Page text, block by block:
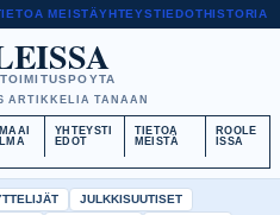
MEISTÄYHTEYSTIEDOTHISTORIA
ARTIKKELIA TANAAN
MAAI
LMA
YHTEYSTI
EDOT
TIETOA
MEISTÄ
ROOLE
ISSA
JULKKISUUTISET